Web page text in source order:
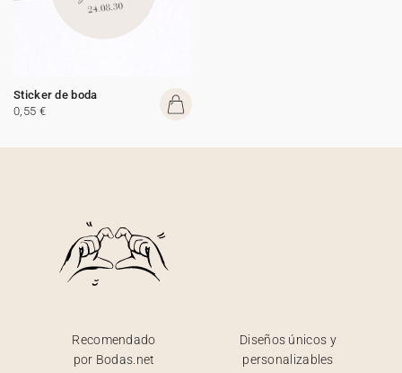
Sticker de boda
0,55 €
Recomendado
por Bodas.net
Diseños únicos y
personalizables